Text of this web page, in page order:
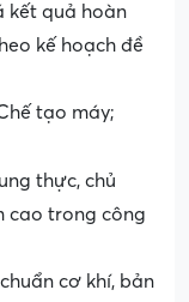
kết quả hoàn
kế hoạch đề
tạo máy;
thực, chủ
cao trong công
cơ khí, bản